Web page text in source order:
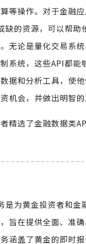
等操作。对于金融应
缺的资源，可以帮助
无论是量化交易系
系统，这些API都能
据和分析工具，使
机会，并做出明智的
精选了金融数据类
是为黄金投资者和金
旨在提供全面、准
涵盖了黄金的即时